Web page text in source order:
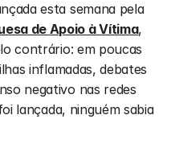
, lançada esta semana pela
de Apoio à Vítima,
contrário: em poucas
inflamadas, debates
negativo nas redes
lançada, ninguém sabia